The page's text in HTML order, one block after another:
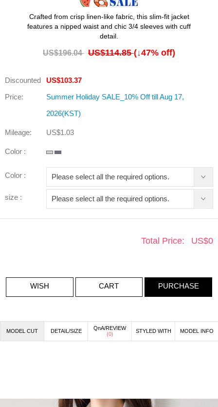
Crafted from crisp linen-like fabric, this slim-fit jacket
features a nipped waist and chic 3/4 sleeves with cuff
detail.
US$196.04 US$114.85(↓47% off)
Discounted
Price:
US$103.37
Summer Holiday SALE_10% Off till Aug 17,
2026(KST)
Mileage: US$1.03
Color :
Color :
size :
Total Price: US$0
WISH CART PURCHASE
MODEL CUT DETAIL/SIZE
QnA/REVIEW
(0) STYLED WITH MODEL INFO